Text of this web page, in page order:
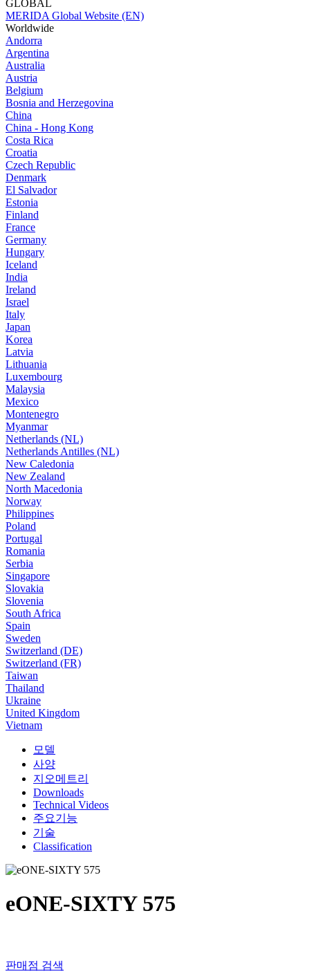
GLOBAL
MERIDA Global Website (EN)
Worldwide
Andorra
Argentina
Australia
Austria
Belgium
Bosnia and Herzegovina
China
China - Hong Kong
Costa Rica
Croatia
Czech Republic
Denmark
El Salvador
Estonia
Finland
France
Germany
Hungary
Iceland
India
Ireland
Israel
Italy
Japan
Korea
Latvia
Lithuania
Luxembourg
Malaysia
Mexico
Montenegro
Myanmar
Netherlands (NL)
Netherlands Antilles (NL)
New Caledonia
New Zealand
North Macedonia
Norway
Philippines
Poland
Portugal
Romania
Serbia
Singapore
Slovakia
Slovenia
South Africa
Spain
Sweden
Switzerland (DE)
Switzerland (FR)
Taiwan
Thailand
Ukraine
United Kingdom
Vietnam
모델
사양
지오메트리
Downloads
Technical Videos
주요기능
기술
Classification
eONE-SIXTY 575
판매점 검색